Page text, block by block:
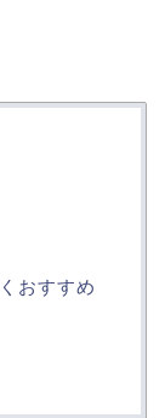
おすすめ